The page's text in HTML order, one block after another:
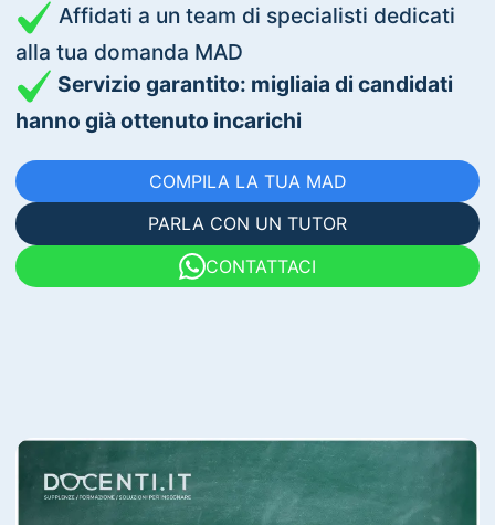
Affidati a un team di specialisti dedicati
alla tua domanda MAD
Servizio garantito: migliaia di candidati
hanno già ottenuto incarichi
COMPILA LA TUA MAD
PARLA CON UN TUTOR
CONTATTACI